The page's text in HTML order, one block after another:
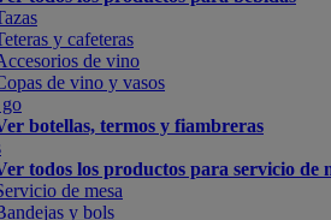
y cafeteras
de vino
de vino y vasos
botellas, termos y fiambreras
todos los productos para servicio de
de mesa
y bols